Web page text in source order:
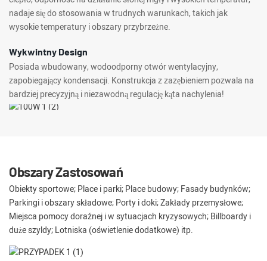
nadaje się do stosowania w trudnych warunkach, takich jak
wysokie temperatury i obszary przybrzeżne.
Wykwintny Design
Posiada wbudowany, wodoodporny otwór wentylacyjny,
zapobiegający kondensacji. Konstrukcja z zazębieniem pozwala na
bardziej precyzyjną i niezawodną regulację kąta nachylenia!
Obszary Zastosowań
Obiekty sportowe; Place i parki; Place budowy; Fasady budynków;
Parkingi i obszary składowe; Porty i doki; Zakłady przemysłowe;
Miejsca pomocy doraźnej i w sytuacjach kryzysowych; Billboardy i
duże szyldy; Lotniska (oświetlenie dodatkowe) itp.